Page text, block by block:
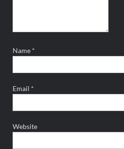
Name *
Email *
Website